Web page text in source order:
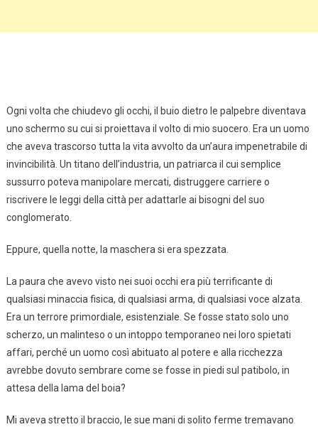
Ogni volta che chiudevo gli occhi, il buio dietro le palpebre diventava
uno schermo su cui si proiettava il volto di mio suocero. Era un uomo
che aveva trascorso tutta la vita avvolto da un’aura impenetrabile di
invincibilità. Un titano dell’industria, un patriarca il cui semplice
sussurro poteva manipolare mercati, distruggere carriere o
riscrivere le leggi della città per adattarle ai bisogni del suo
conglomerato.
Eppure, quella notte, la maschera si era spezzata.
La paura che avevo visto nei suoi occhi era più terrificante di
qualsiasi minaccia fisica, di qualsiasi arma, di qualsiasi voce alzata.
Era un terrore primordiale, esistenziale. Se fosse stato solo uno
scherzo, un malinteso o un intoppo temporaneo nei loro spietati
affari, perché un uomo così abituato al potere e alla ricchezza
avrebbe dovuto sembrare come se fosse in piedi sul patibolo, in
attesa della lama del boia?
Mi aveva stretto il braccio, le sue mani di solito ferme tremavano